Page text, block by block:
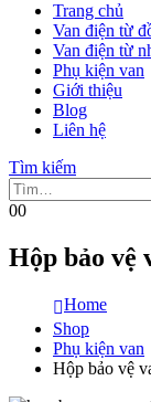
Trang chủ
Van điện từ
Van điện từ
Phụ kiện van
Giới thiệu
Blog
Liên hệ
Tìm kiếm
00
Hộp bảo vệ
Home
Shop
Phụ kiện van
Hộp bảo vệ